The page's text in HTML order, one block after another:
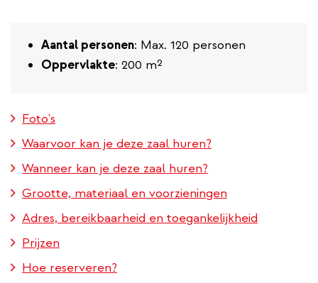
Aantal personen: Max. 120 personen
Oppervlakte: 200 m²
Foto's
Waarvoor kan je deze zaal huren?
Wanneer kan je deze zaal huren?
Grootte, materiaal en voorzieningen
Adres, bereikbaarheid en toegankelijkheid
Prijzen
Hoe reserveren?